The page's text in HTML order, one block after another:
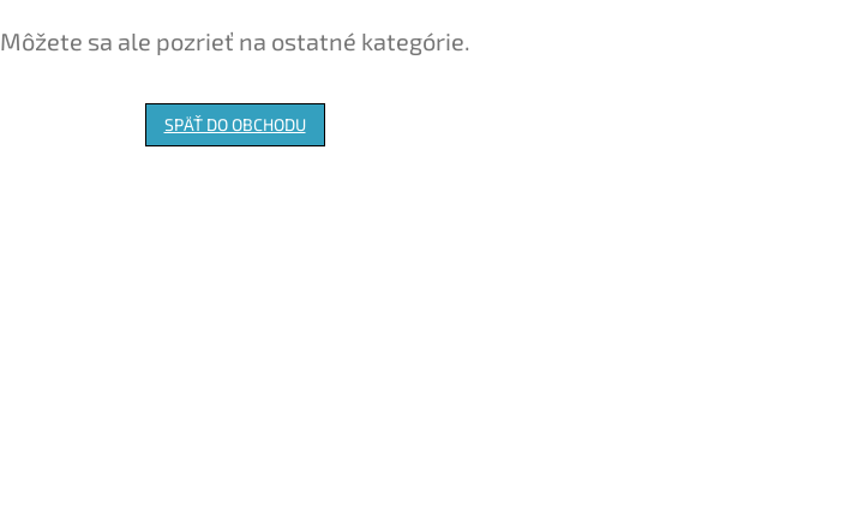
Môžete sa ale pozrieť na ostatné kategórie.
SPÄŤ DO OBCHODU